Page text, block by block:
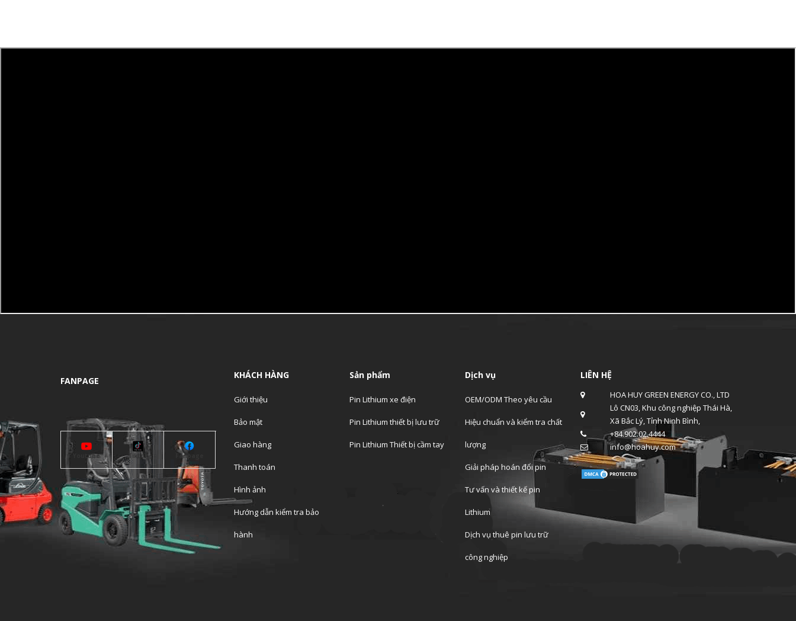
FANPAGE
Youtube Tiktok Fanpage
KHÁCH HÀNG
Giới thiệu
Bảo mật
Giao hàng
Thanh toán
Hình ảnh
Hướng dẫn kiểm tra bảo
hành
Sản phẩm
Pin Lithium xe điện
Pin Lithium thiết bị lưu trữ
Pin Lithium Thiết bị cầm tay
Dịch vụ
OEM/ODM Theo yêu cầu
Hiệu chuẩn và kiểm tra chất
lượng
Giải pháp hoán đổi pin
Tư vấn và thiết kế pin
Lithium
Dịch vụ thuê pin lưu trữ
công nghiệp
LIÊN HỆ
HOA HUY GREEN ENERGY CO., LTD
Lô CN03, Khu công nghiệp Thái Hà,
Xã Bắc Lý, Tỉnh Ninh Bình,
+84.902.02.4444
info@hoahuy.com